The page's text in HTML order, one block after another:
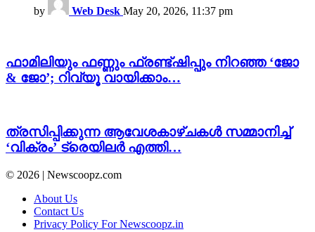
by Web Desk May 20, 2026, 11:37 pm
ഫാമിലിയും ഫണ്ണും ഫ്രണ്ട്ഷിപ്പും നിറഞ്ഞ ‘ജോ
& ജോ’; റിവ്യൂ വായിക്കാം…
ത്രസിപ്പിക്കുന്ന ആവേശകാഴ്ചകള്‍ സമ്മാനിച്ച്‌
‘വിക്രം’ ട്രെയിലര്‍ എത്തി…
© 2026 | Newscoopz.com
About Us
Contact Us
Privacy Policy For Newscoopz.in